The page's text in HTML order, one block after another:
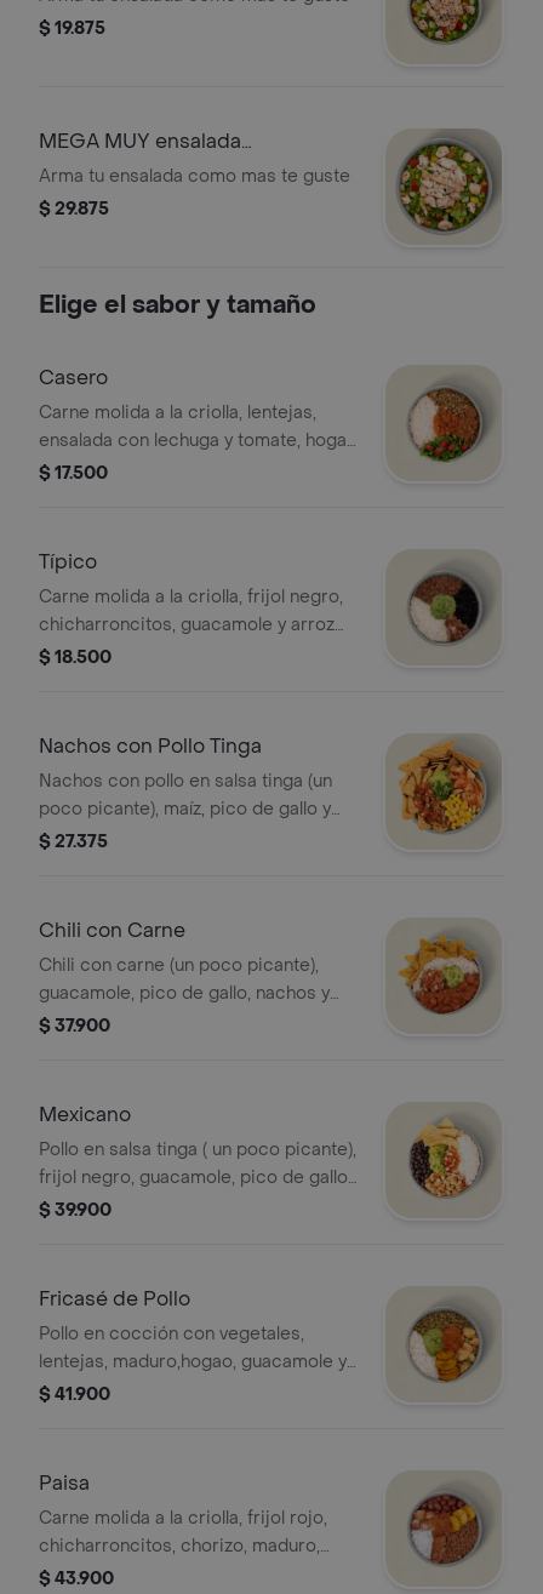
$ 19.875
MEGA MUY ensalada
personalizada
Arma tu ensalada como mas te guste
$ 29.875
Elige el sabor y tamaño
Casero
Carne molida a la criolla, lentejas,
ensalada con lechuga y tomate, hogao
y arroz blanco. *La bebida tiene un
$ 17.500
Típico
Carne molida a la criolla, frijol negro,
chicharroncitos, guacamole y arroz
blanco. *La bebida tiene un costo
$ 18.500
Nachos con Pollo Tinga
Nachos con pollo en salsa tinga (un
poco picante), maíz, pico de gallo y
guacamole. *La bebida tiene un costo
$ 27.375
Chili con Carne
Chili con carne (un poco picante),
guacamole, pico de gallo, nachos y
arroz blanco. *La bebida tiene un
$ 37.900
Mexicano
Pollo en salsa tinga ( un poco picante),
frijol negro, guacamole, pico de gallo,
nachos y arroz blanco. *La bebida
$ 39.900
Fricasé de Pollo
Pollo en cocción con vegetales,
lentejas, maduro,hogao, guacamole y
arroz blanco. *La bebida tiene un
$ 41.900
Paisa
Carne molida a la criolla, frijol rojo,
chicharroncitos, chorizo, maduro,
hogao y arroz blanco. *La bebida
$ 43.900